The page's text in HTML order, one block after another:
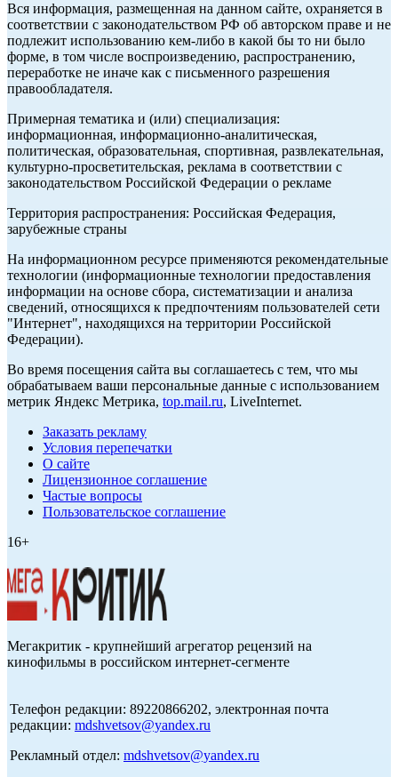
Вся информация, размещенная на данном сайте, охраняется в
соответствии с законодательством РФ об авторском праве и не
подлежит использованию кем-либо в какой бы то ни было
форме, в том числе воспроизведению, распространению,
переработке не иначе как с письменного разрешения
правообладателя.
Примерная тематика и (или) специализация:
информационная, информационно-аналитическая,
политическая, образовательная, спортивная, развлекательная,
культурно-просветительская, реклама в соответствии с
законодательством Российской Федерации о рекламе
Территория распространения: Российская Федерация,
зарубежные страны
На информационном ресурсе применяются рекомендательные
технологии (информационные технологии предоставления
информации на основе сбора, систематизации и анализа
сведений, относящихся к предпочтениям пользователей сети
"Интернет", находящихся на территории Российской
Федерации).
Во время посещения сайта вы соглашаетесь с тем, что мы
обрабатываем ваши персональные данные с использованием
метрик Яндекс Метрика, top.mail.ru, LiveInternet.
Заказать рекламу
Условия перепечатки
О сайте
Лицензионное соглашение
Частые вопросы
Пользовательское соглашение
16+
Мегакритик - крупнейший агрегатор рецензий на
кинофильмы в российском интернет-сегменте
Телефон редакции: 89220866202, электронная почта
редакции: mdshvetsov@yandex.ru
Рекламный отдел: mdshvetsov@yandex.ru